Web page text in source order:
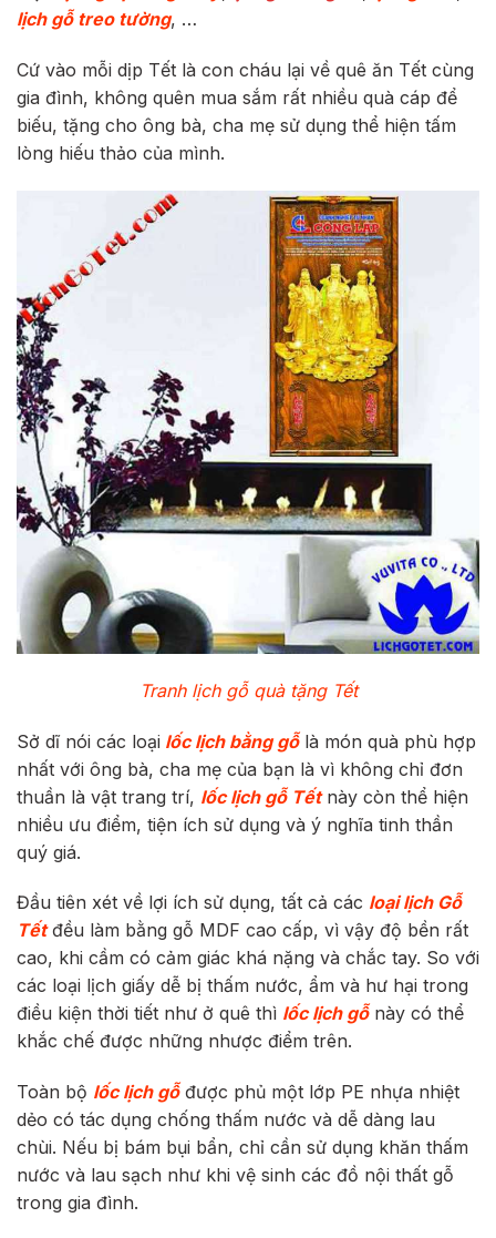
lịch gỗ treo tường, …
Cứ vào mỗi dịp Tết là con cháu lại về quê ăn Tết cùng
gia đình, không quên mua sắm rất nhiều quà cáp để
biếu, tặng cho ông bà, cha mẹ sử dụng thể hiện tấm
lòng hiếu thảo của mình.
Tranh lịch gỗ quà tặng Tết
Sở dĩ nói các loại lốc lịch bằng gỗlà món quà phù hợp
nhất với ông bà, cha mẹ của bạn là vì không chỉ đơn
thuần là vật trang trí, lốc lịch gỗ Tếtnày còn thể hiện
nhiều ưu điểm, tiện ích sử dụng và ý nghĩa tinh thần
quý giá.
Đầu tiên xét về lợi ích sử dụng, tất cả các loại lịch Gỗ
Tếtđều làm bằng gỗ MDF cao cấp, vì vậy độ bền rất
cao, khi cầm có cảm giác khá nặng và chắc tay. So với
các loại lịch giấy dễ bị thấm nước, ẩm và hư hại trong
điều kiện thời tiết như ở quê thì lốc lịch gỗnày có thể
khắc chế được những nhược điểm trên.
Toàn bộ lốc lịch gỗđược phủ một lớp PE nhựa nhiệt
dẻo có tác dụng chống thấm nước và dễ dàng lau
chùi. Nếu bị bám bụi bẩn, chỉ cần sử dụng khăn thấm
nước và lau sạch như khi vệ sinh các đồ nội thất gỗ
trong gia đình.